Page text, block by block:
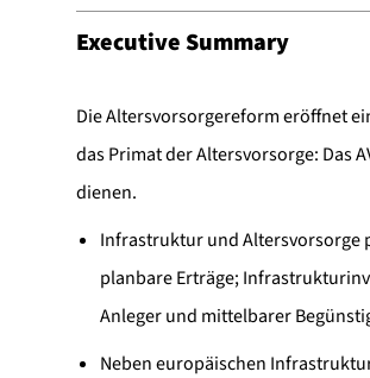
Executive Summary
Die Altersvorsorgereform eröffnet
das Primat der Altersvorsorge: Das
dienen.
Infrastruktur und Altersvorsorge
planbare Erträge;
Anleger und mittelbarer
Neben europäischen